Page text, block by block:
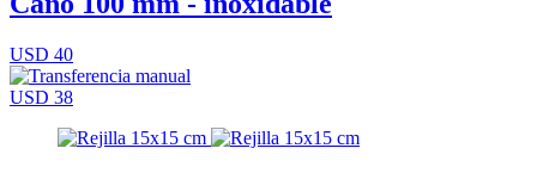
USD 40
USD 38